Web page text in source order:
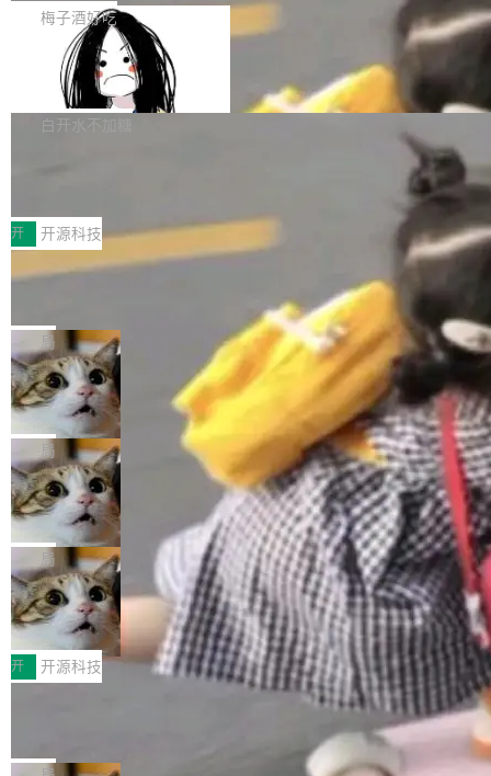
提交的编辑请求也长期处于待处理状态。 Groki
pedia 于去年底上线，定位为由人工智能生成内
容的百科平台，被马斯克视为传统众包百科网站
维基百科的替代方案。Lawfare 调查发现，无论
热门页面还是低关注度页面，均未出现近期更
是这样的：配 MessageSource 的 Bean、写 R
eloadableResourceBundleMessageSource、
声明 LocaleResolver、注册 LocaleChangeInt
erceptor…五六步之后才能看到第一行翻译文
本。 Solon 换了个方式。整个 i18n 模块围绕三
梅子酒好吃
Apache Doris 4.1 全面增强 Iceberg：
支持 UPDATE、MERGE INTO 与 Iceb
erg V3
Apache Doris 4.1 要补齐的，正是缺失的那一
半。在已有查询能力的基础上，Doris 进一步支
常维护操作，并完整支持 Iceberg V3 格式。
白开水不加糖
村国家自主创新示范区会议中心开幕。本届大会
由中关村智联软件服务业质量创新联盟主办，以
“智构可信·质创未来——AI原生时代的质量新范
式”为主题，直面AI从实验室走向规模化产业落地
的核心质量命题。会上，《2026智能研发生产力
工具选型手册》发布，Testin云测的Testin XAge
nt智能测试系统入选AI测试领域代表产品。对CI
O而言，这提示了一个转变：AI测试正在从效率
工具升级为企业的质量基础设施。 CIO面对的新
现实 过去两年，CIO们的焦虑清单上多了两项：
一是如何让大模型和智能体应用安全地从PoC走
向生产，二是如何让测试团队跟得上AI应用...
开 开源科技
让非法状态不可表示：一篇关于 ADT
有一种东西，一旦用过就回不去了。Alex Fedos
eev 管它叫"软件设计的基石"。 他说的东西不新
鲜——代数数据类型（ADT），尤其是和类型
（sum type）。但他说清楚了一件事：这不是类
型系统的学术体操，是日常编码的思维方式。 文
章从一个简单的例子切入。一个网站的深色主题
设置，如果用布尔值 + 可空字段来表示——bool
ean 表示是否可切换，nullable 的默认模式、浅
色方案、深色方案——会产生大量无意义的组
合。方案缺了、配置冲突了、全 null 了。要知道
哪些组合有效，作者说，你得靠"文档、校验、或
者部落知识"。 换个写法。Rust 的 enum，两个
变体：Switchable...
局
Cloudflare 开源内部企业 AI 平台 Clou
dflare OS
Cloudflare 发布了一个开源项目 Cloudflare O
S。如果你只看官方博客，你会觉得这是又一
个"AI 知识库 + 聊天机器人"——每个大厂都在
做，没什么新鲜的。 但 Kenton Varda 在 Twitte
r 上把事情说清楚了： 今天我们发布了 Cloudfla
re OS，一个带连接器的聊天机器人，跟其他所
有科技公司做的一样。只不过，实际上它不一
样。这是 Sandstorm.io 的重制版，我十年前的
那个创业公司。不同的是，这次它构建在 Cloudf
lare Workers 上——我花了九年时间搭建的平台
——并且深度集成了 AI。这基本上是我十年秘密
局
Deno 团队开源 Celld，可自托管的分
布式 Durable Objects
Ryan Dahl 领导的 Deno 团队推出了最新开源项
目 Celld，一个能在自己机器上运行 Cloudflare
Workers 和 Durable Objects 的守护进程。 设
计思路很直接：每个对象是一个独立的 SQLite
数据库，按名称寻址，复制到你自己的 S3 兼容
存储库里。节点之间只通过这个存储库协调——
没有控制平面，没有共识协议。每个对象自带一
个小型数据库，应用天然按分片构建，单个数据
库的竞争和爆炸半径问题在设计层面就被消除
了。 闲置的 cell 会休眠到几乎不占资源。当 cel
局
鲁大师7月新机性能/流畅/AI榜：vivo夺
性能、流畅双第一，三星Galaxy Z系列
新折叠缺席
2026年7月的手机市场，由于存储等硬件成本暴
增，手机厂商的日子也不好过啊，新机速度明显
放缓，因此硝烟味淡了许多。新机参数规格除开
Fold8 / Z Flip8）外，其余要么是中低端机器，
例如iQOO Z11i、REDMI Note 17、REDMI No
开 开源科技
Zed 编辑器团队发布了新项目——DeltaDB，一
个在 git commit 之间记录每一次编辑操作的版